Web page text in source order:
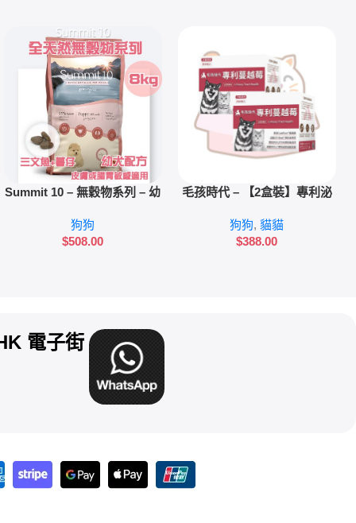
加入購物車
Summit 10 – 無穀物系列 – 幼
(三文魚+薯仔配方) 8kg
狗狗
$508.00
加入購物車
毛孩時代 – 【2盒裝】專利泌
狗狗,貓貓
$388.00
電子街